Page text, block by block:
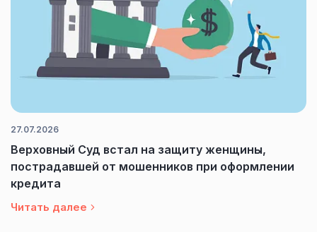
27.07.2026
Верховный Суд встал на защиту женщины,
пострадавшей от мошенников при оформлении
кредита
Читать далее